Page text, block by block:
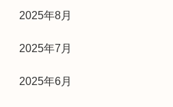
2025年8月
2025年7月
2025年6月